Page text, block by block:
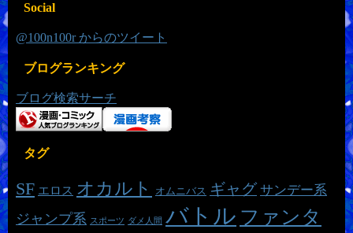
Social
@100n100r からのツイート
ブログランキング
ブログ検索サーチ
タグ
SF エロス オカルト オムニバス ギャグ サンデー系
ジャンプ系 スポーツ ダメ人間 バトル ファンタ